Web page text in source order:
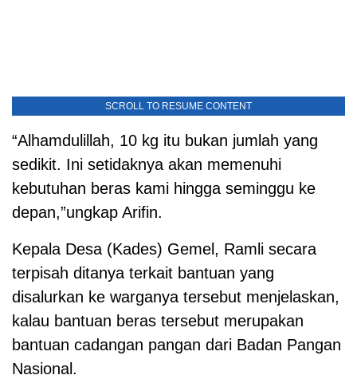
SCROLL TO RESUME CONTENT
“Alhamdulillah, 10 kg itu bukan jumlah yang
sedikit. Ini setidaknya akan memenuhi
kebutuhan beras kami hingga seminggu ke
depan,”ungkap Arifin.
Kepala Desa (Kades) Gemel, Ramli secara
terpisah ditanya terkait bantuan yang
disalurkan ke warganya tersebut menjelaskan,
kalau bantuan beras tersebut merupakan
bantuan cadangan pangan dari Badan Pangan
Nasional.